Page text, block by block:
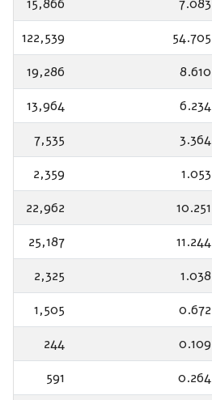
54.705
122,539
8.610
19,286
6.234
13,964
3.364
7,535
1.053
2,359
10.251
22,962
11.244
25,187
1.038
2,325
0.672
1,505
0.109
244
0.264
591